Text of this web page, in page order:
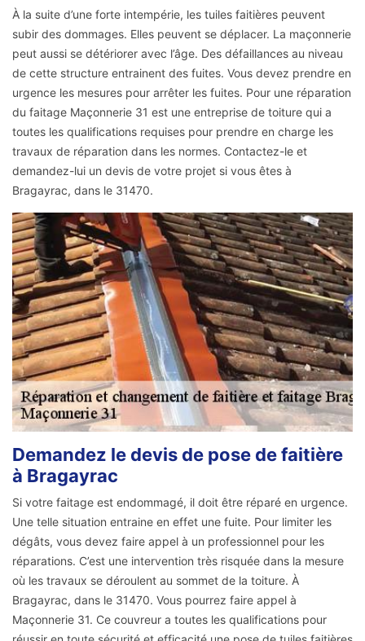
À la suite d’une forte intempérie, les tuiles faitières peuvent
subir des dommages. Elles peuvent se déplacer. La maçonnerie
peut aussi se détériorer avec l’âge. Des défaillances au niveau
de cette structure entrainent des fuites. Vous devez prendre en
urgence les mesures pour arrêter les fuites. Pour une réparation
du faitage Maçonnerie 31 est une entreprise de toiture qui a
toutes les qualifications requises pour prendre en charge les
travaux de réparation dans les normes. Contactez-le et
demandez-lui un devis de votre projet si vous êtes à
Bragayrac, dans le 31470.
Demandez le devis de pose de faitière
à Bragayrac
Si votre faitage est endommagé, il doit être réparé en urgence.
Une telle situation entraine en effet une fuite. Pour limiter les
dégâts, vous devez faire appel à un professionnel pour les
réparations. C’est une intervention très risquée dans la mesure
où les travaux se déroulent au sommet de la toiture. À
Bragayrac, dans le 31470. Vous pourrez faire appel à
Maçonnerie 31. Ce couvreur a toutes les qualifications pour